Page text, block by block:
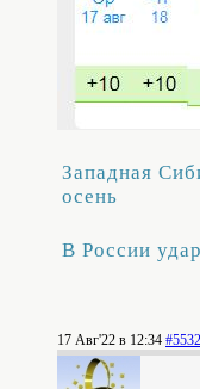
Западная
осень
В России
17 Авг'22 в 12:34